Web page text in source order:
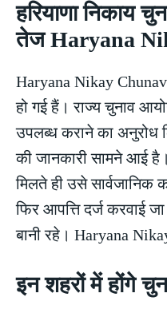
हरियाणा निकाय
तेज Haryana
Haryana Nikay
हो गई हैं। राज्य चुनाव
उपलब्ध कराने का अनुरोध
की जानकारी सामने आई
मिलते ही उसे सार्वजानिक
फिर आपत्ति दर्ज करवाई
बानी रहे। Haryana
इन शहरों में होंगे